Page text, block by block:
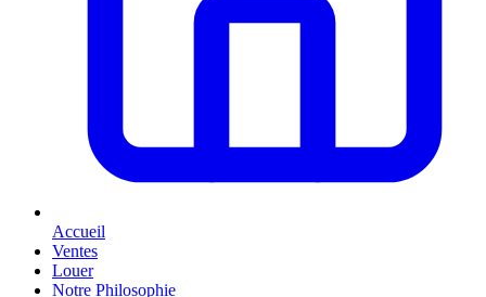
Accueil
Ventes
Louer
Notre Philosophie